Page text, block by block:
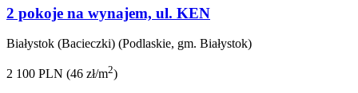
2 pokoje na wynajem, ul. KEN
Białystok (Bacieczki) (Podlaskie, gm. Białystok)
2 100 PLN (46 zł/m2)